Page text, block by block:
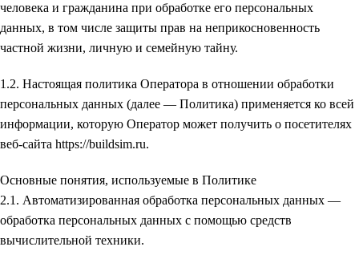
человека и гражданина при обработке его персональных
данных, в том числе защиты прав на неприкосновенность
частной жизни, личную и семейную тайну.
1.2. Настоящая политика Оператора в отношении обработки
персональных данных (далее — Политика) применяется ко всей
информации, которую Оператор может получить о посетителях
веб-сайта https://buildsim.ru.
Основные понятия, используемые в Политике
2.1. Автоматизированная обработка персональных данных —
обработка персональных данных с помощью средств
вычислительной техники.